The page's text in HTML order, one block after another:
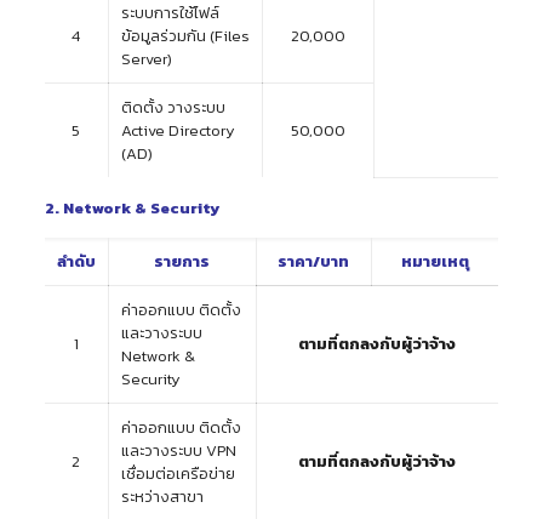
4
ระบบการใช้ไฟล์
ข้อมูลร่วมกัน (Files
Server)
20,000
5
ติดตั้ง วางระบบ
Active Directory
(AD)
50,000
2. Network & Security
ลำดับ รายการ ราคา/บาท หมายเหตุ
1
ค่าออกแบบ ติดตั้ง
และวางระบบ
Network &
Security
ตามที่ตกลงกับผู้ว่าจ้าง
2
ค่าออกแบบ ติดตั้ง
และวางระบบ VPN
เชื่อมต่อเครือข่าย
ระหว่างสาขา
ตามที่ตกลงกับผู้ว่าจ้าง